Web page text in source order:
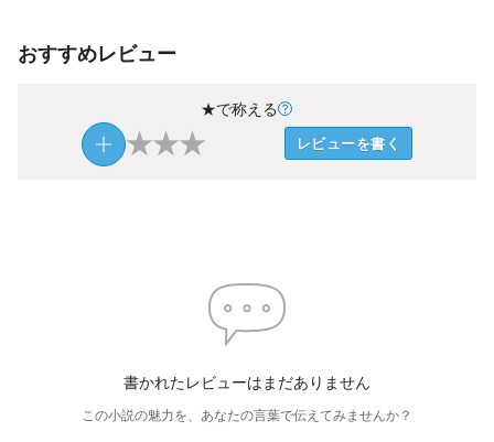
おすすめレビュー
★で称える
★★★ レビューを書く
書かれたレビューはまだありません
この小説の魅力を、あなたの言葉で伝えてみませんか？